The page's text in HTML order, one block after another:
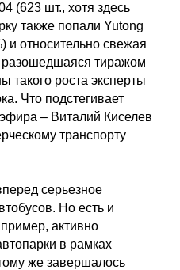
(623 шт., хотя здесь
также попали Yutong
и относительно свежая
тиражом
такого роста эксперты
Что подстегивает
– Виталий Киселев
транспорту
серьезное
Но есть и
активно
в рамках
же завершалось